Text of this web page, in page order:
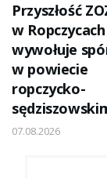
Przyszłość
w Ropczycach
wywołuje
w powiecie
ropczycko-
07.08.2026